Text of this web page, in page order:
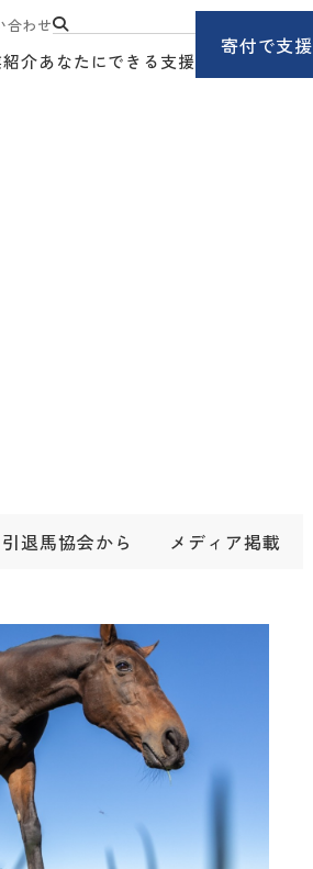
合わせ
介あなたにできる支援
寄付で支援
引退馬協会から メディア掲載